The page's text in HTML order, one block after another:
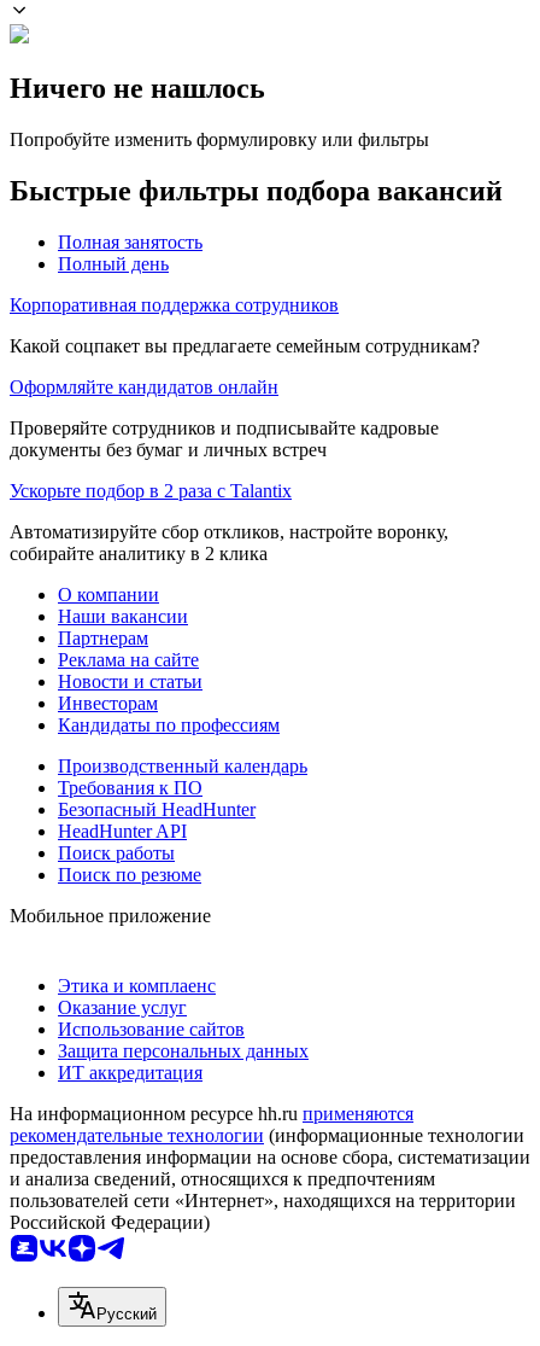
Ничего не нашлось
Попробуйте изменить формулировку или фильтры
Быстрые фильтры подбора вакансий
Полная занятость
Полный день
Корпоративная поддержка сотрудников
Какой соцпакет вы предлагаете семейным сотрудникам?
Оформляйте кандидатов онлайн
Проверяйте сотрудников и подписывайте кадровые
документы без бумаг и личных встреч
Ускорьте подбор в 2 раза с Talantix
Автоматизируйте сбор откликов, настройте воронку,
собирайте аналитику в 2 клика
О компании
Наши вакансии
Партнерам
Реклама на сайте
Новости и статьи
Инвесторам
Кандидаты по профессиям
Производственный календарь
Требования к ПО
Безопасный HeadHunter
HeadHunter API
Поиск работы
Поиск по резюме
Мобильное приложение
Этика и комплаенс
Оказание услуг
Использование сайтов
Защита персональных данных
ИТ аккредитация
На информационном ресурсе hh.ru применяются
рекомендательные технологии (информационные технологии
предоставления информации на основе сбора, систематизации
и анализа сведений, относящихся к предпочтениям
пользователей сети «Интернет», находящихся на территории
Российской Федерации)
Русский